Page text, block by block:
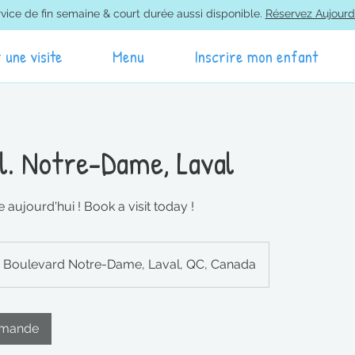
de fin semaine & court durée aussi disponible. Réservez
visite Menu Inscrire mon enfant
Notre-Dame, Laval
aujourd'hui ! Book a visit today !
Boulevard Notre-Dame, Laval, QC, Canada